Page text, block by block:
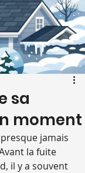
sa
moment
jamais
la fuite
il y a souvent